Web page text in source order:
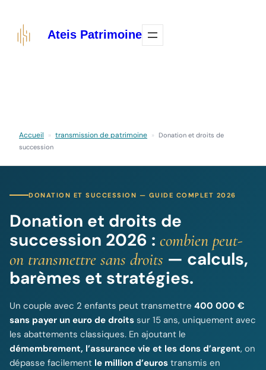
contenu
Ateis Patrimoine
Accueil » transmission de patrimoine » Donation et droits de
succession
DONATION ET SUCCESSION — GUIDE COMPLET 2026
Donation et droits de
succession 2026 : combien peut-
on transmettre sans droits — calculs,
barèmes et stratégies.
Un couple avec 2 enfants peut transmettre 400 000 €
sans payer un euro de droits sur 15 ans, uniquement avec
les abattements classiques. En ajoutant le
démembrement, l’assurance vie et les dons d’argent, on
dépasse facilement le million d’euros transmis en